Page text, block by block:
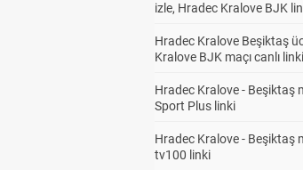
izle, Hradec Kralove BJK
Hradec Kralove Beşiktaş
Kralove BJK maçı canlı linki
Hradec Kralove - Beşiktaş
Sport Plus linki
Hradec Kralove - Beşiktaş
tv100 linki